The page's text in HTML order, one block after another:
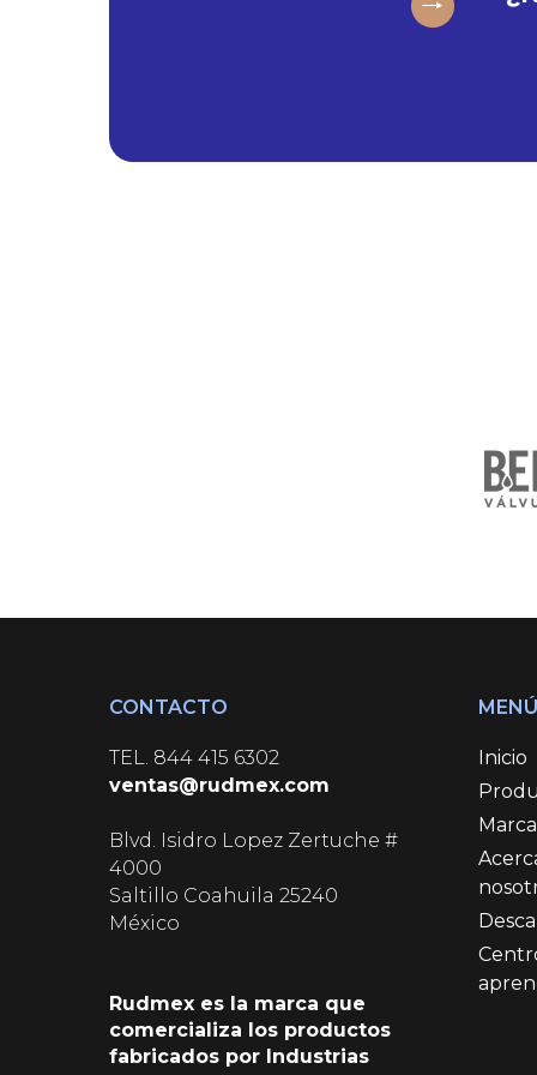
CONTACTO
TEL. 844 415 6302
ventas@rudmex.com
Blvd. Isidro Lopez Zertuche #
4000
Saltillo Coahuila 25240
México
Rudmex es la marca que
comercializa los productos
fabricados por Industrias
MENÚ
Inicio